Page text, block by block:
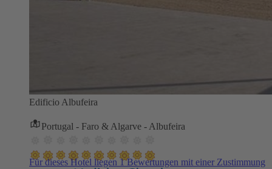
Edificio Albufeira
Portugal - Faro & Algarve - Albufeira
Für dieses Hotel liegen 1 Bewertungen mit einer Zustimmung